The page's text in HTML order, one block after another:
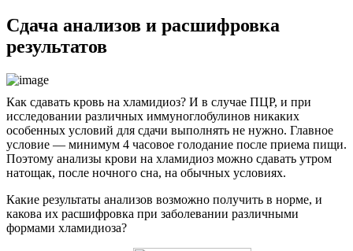
Сдача анализов и расшифровка
результатов
Как сдавать кровь на хламидиоз? И в случае ПЦР, и при
исследовании различных иммуноглобулинов никаких
особенных условий для сдачи выполнять не нужно. Главное
условие — минимум 4 часовое голодание после приема пищи.
Поэтому анализы крови на хламидиоз можно сдавать утром
натощак, после ночного сна, на обычных условиях.
Какие результаты анализов возможно получить в норме, и
какова их расшифровка при заболевании различными
формами хламидиоза?